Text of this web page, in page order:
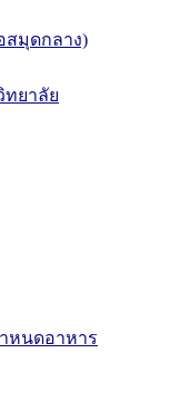
สมุดกลาง)
ยาลัย
หนดอาหาร